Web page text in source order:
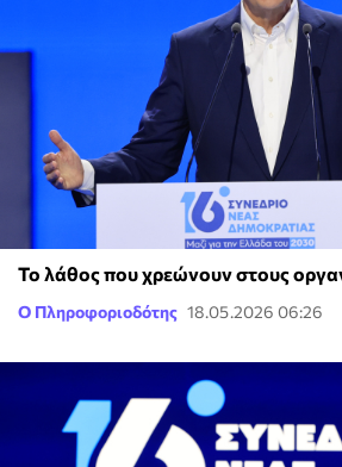
Το λάθος που χρεώνουν στους
Ο Πληροφοριοδότης 18.05.2026 06:26